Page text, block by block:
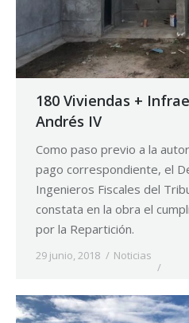
180 Viviendas +
Andrés IV
Como paso previo a la
pago correspondiente, el
Ingenieros Fiscales del
constata en la obra el
por la Repartición.
29 junio, 2018 Noticias